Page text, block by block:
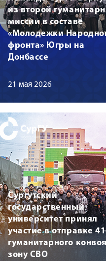
из второй
миссии в составе
«Молодежки
фронта» Югры на
Донбассе
21 мая 2026
Сургутский
государственный
университет принял
участие в отправке
гуманитарного
зону СВО